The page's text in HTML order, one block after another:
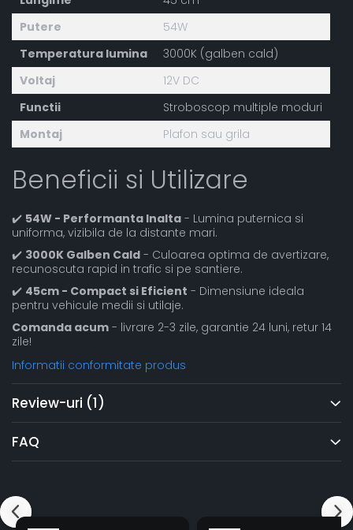
Putere
54W
Temperatura lumina
3000K (galben cald)
Voltaj
12V DC
Functii
Stroboscop multiple moduri
Montaj
Plafon sau grila
Beneficii si Utilizare
✔️ 54W - Performanta Inalta - Lumina puternica si
uniforma, vizibila de la distante mari.
✔️ 3000K Galben Cald - Culoarea optima de avertizare,
recunoscuta rapid in trafic si pe santiere.
✔️ 45cm - Compact si Eficient - Dimensiune ideala
pentru vehicule medii si utilaje.
Comanda acum - livrare 2-3 zile, garantie 24 luni, retur 14
zile!
Informatii conformitate produs
Review-uri (1)
FAQ